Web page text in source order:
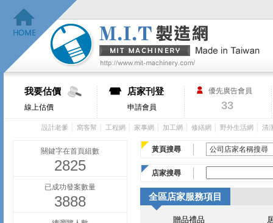
我要估價
線上估價
店家刊登
申請會員
優先廣告會員
33
設計老爹 窩客幫 工程網 家事網 加工網 修繕網 野外生活網 清
關鍵字在首頁組數
2825
已成功發案數量
3888
黃頁搜尋
店家搜尋
全區店家服務項目
贈品禮品